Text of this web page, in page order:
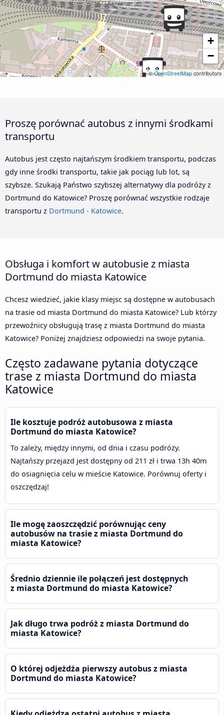
+
−
©OpenStreetMapcontributors
Proszę porównać autobus z innymi środkami
transportu
Autobus jest często najtańszym środkiem transportu, podczas
gdy inne środki transportu, takie jak pociąg lub lot, są
szybsze. Szukają Państwo szybszej alternatywy dla podróży z
Dortmund do Katowice? Proszę porównać wszystkie rodzaje
transportu z Dortmund - Katowice.
Obsługa i komfort w autobusie z miasta
Dortmund do miasta Katowice
Chcesz wiedzieć, jakie klasy miejsc są dostępne w autobusach
na trasie od miasta Dortmund do miasta Katowice? Lub którzy
przewoźnicy obsługują trasę z miasta Dortmund do miasta
Katowice? Poniżej znajdziesz odpowiedzi na swoje pytania.
Często zadawane pytania dotyczące
trase z miasta Dortmund do miasta
Katowice
Ile kosztuje podróż autobusowa z miasta
Dortmund do miasta Katowice?
To zależy, między innymi, od dnia i czasu podróży.
Najtańszy przejazd jest dostępny od 211 zł i trwa 13h 40m
do osiagnięcia celu w mieście Katowice. Porównuj oferty i
oszczędzaj!
Ile mogę zaoszczędzić porównując ceny
autobusów na trasie z miasta Dortmund do
miasta Katowice?
Średnio dziennie ile połączeń jest dostępnych
z miasta Dortmund do miasta Katowice?
Jak długo trwa podróż z miasta Dortmund do
miasta Katowice?
O której odjeżdża pierwszy autobus z miasta
Dortmund do miasta Katowice?